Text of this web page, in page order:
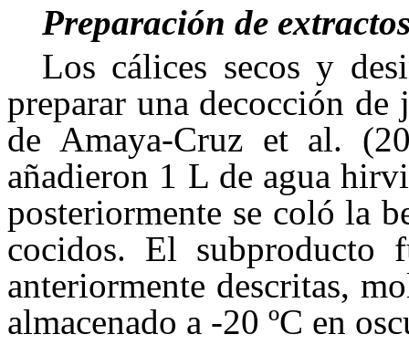
Preparación de
Los cálices secos y
preparar una decocción
de Amaya-Cruz et al.
añadieron 1 L de agua
posteriormente se coló la
cocidos. El subproducto
anteriormente descritas,
almacenado a -20 ºC en